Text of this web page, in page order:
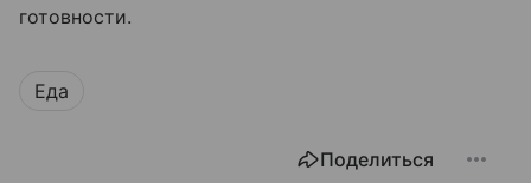
готовности.
Еда
Поделиться